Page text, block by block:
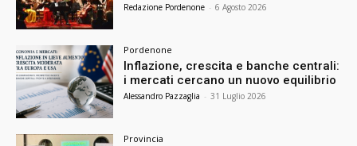
Redazione Pordenone - 6 Agosto 2026
Pordenone
Inflazione, crescita e banche centrali:
i mercati cercano un nuovo equilibrio
Alessandro Pazzaglia - 31 Luglio 2026
Provincia